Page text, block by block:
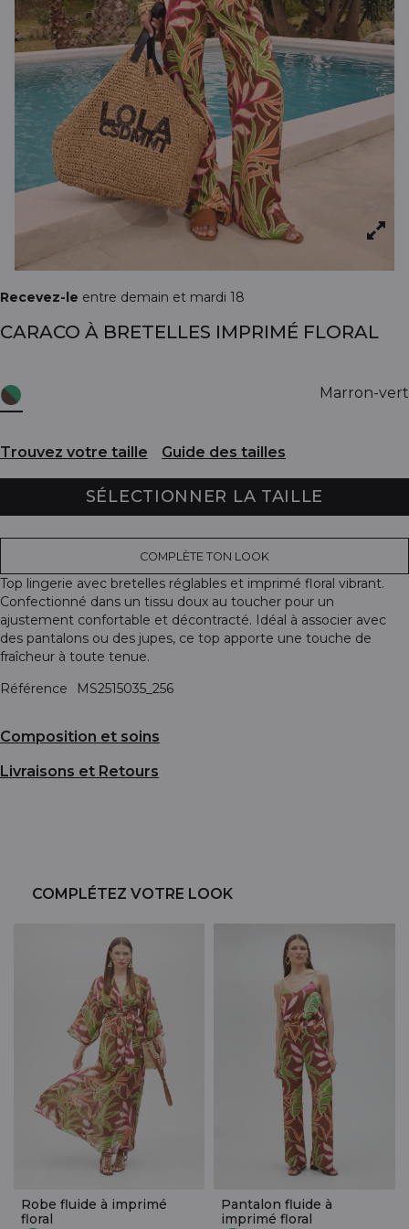
Recevez-le entre demain et mardi 18
CARACO À BRETELLES IMPRIMÉ FLORAL
Marron-vert
Trouvez votre taille Guide des tailles
SÉLECTIONNER LA TAILLE
COMPLÈTE TON LOOK
Top lingerie avec bretelles réglables et imprimé floral vibrant.
Confectionné dans un tissu doux au toucher pour un
ajustement confortable et décontracté. Idéal à associer avec
des pantalons ou des jupes, ce top apporte une touche de
fraîcheur à toute tenue.
Référence
MS2515035_256
Composition et soins
Livraisons et Retours
COMPLÉTEZ VOTRE LOOK
Robe fluide à imprimé
floral
Pantalon fluide à
imprimé floral